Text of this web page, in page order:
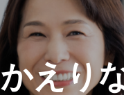
択
語
ア
事
し
えりな